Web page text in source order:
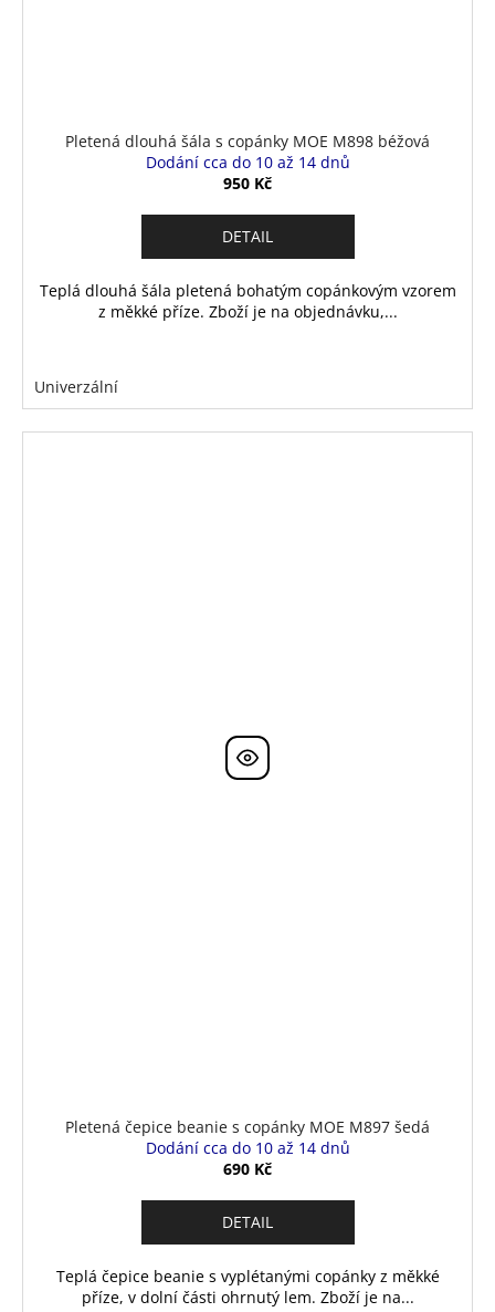
Pletená dlouhá šála s copánky MOE M898 béžová
Dodání cca do 10 až 14 dnů
950 Kč
DETAIL
Teplá dlouhá šála pletená bohatým copánkovým vzorem
z měkké příze. Zboží je na objednávku,...
Univerzální
Pletená čepice beanie s copánky MOE M897 šedá
Dodání cca do 10 až 14 dnů
690 Kč
DETAIL
Teplá čepice beanie s vyplétanými copánky z měkké
příze, v dolní části ohrnutý lem. Zboží je na...